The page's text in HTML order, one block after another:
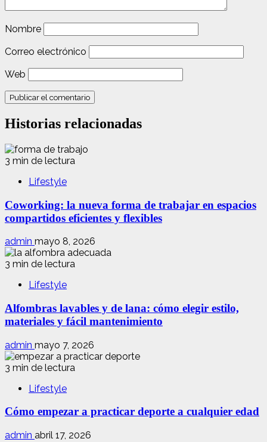
Nombre
Correo electrónico
Web
Historias relacionadas
3 min de lectura
Lifestyle
Coworking: la nueva forma de trabajar en espacios
compartidos eficientes y flexibles
admin mayo 8, 2026
3 min de lectura
Lifestyle
Alfombras lavables y de lana: cómo elegir estilo,
materiales y fácil mantenimiento
admin mayo 7, 2026
3 min de lectura
Lifestyle
Cómo empezar a practicar deporte a cualquier edad
admin abril 17, 2026